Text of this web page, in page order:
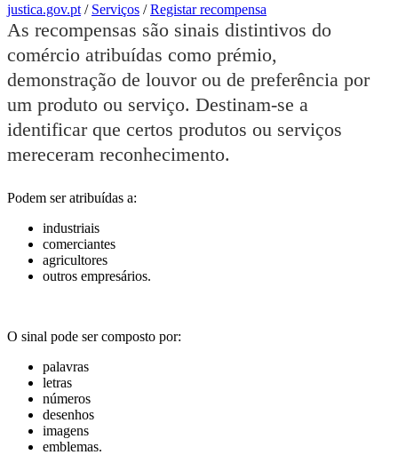
justica.gov.pt / Serviços /Registar recompensa
As recompensas são sinais distintivos do
comércio atribuídas como prémio,
demonstração de louvor ou de preferência por
um produto ou serviço. Destinam-se a
identificar que certos produtos ou serviços
mereceram reconhecimento.
Podem ser atribuídas a:
industriais
comerciantes
agricultores
outros empresários.
O sinal pode ser composto por:
palavras
letras
números
desenhos
imagens
emblemas.